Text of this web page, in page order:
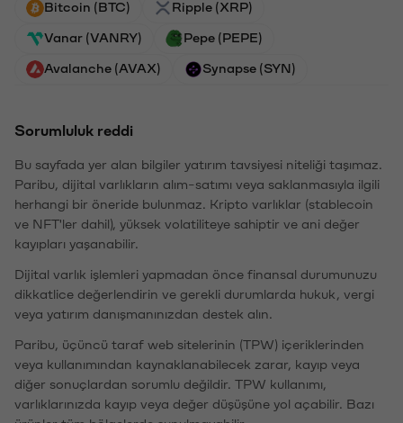
Bitcoin (BTC) Ripple (XRP)
Vanar (VANRY) Pepe (PEPE)
Avalanche (AVAX) Synapse (SYN)
Sorumluluk reddi
Bu sayfada yer alan bilgiler yatırım tavsiyesi niteliği taşımaz.
Paribu, dijital varlıkların alım-satımı veya saklanmasıyla ilgili
herhangi bir öneride bulunmaz. Kripto varlıklar (stablecoin
ve NFT'ler dahil), yüksek volatiliteye sahiptir ve ani değer
kayıpları yaşanabilir.
Dijital varlık işlemleri yapmadan önce finansal durumunuzu
dikkatlice değerlendirin ve gerekli durumlarda hukuk, vergi
veya yatırım danışmanınızdan destek alın.
Paribu, üçüncü taraf web sitelerinin (TPW) içeriklerinden
veya kullanımından kaynaklanabilecek zarar, kayıp veya
diğer sonuçlardan sorumlu değildir. TPW kullanımı,
varlıklarınızda kayıp veya değer düşüşüne yol açabilir. Bazı